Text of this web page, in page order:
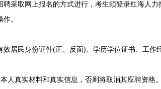
取网上报名的方式进行，考生须登录红海人力
。
民身份证件(正、反面)、学历学位证书、工作
真实材料和真实信息，否则将取消其应聘资格。